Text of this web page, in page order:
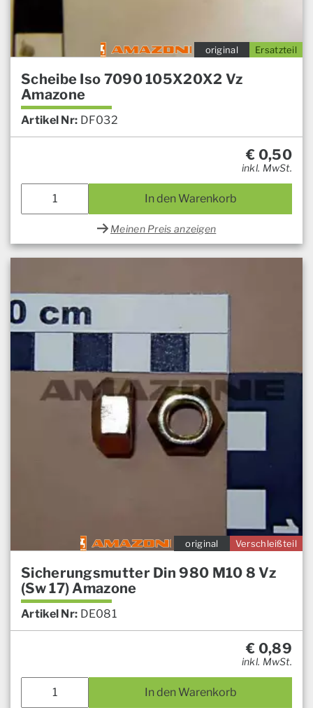
Ersatzteil
original
Scheibe Iso 7090 105X20X2 Vz
Amazone
Artikel Nr: DF032
€ 0,50
inkl. MwSt.
In den Warenkorb
Meinen Preis anzeigen
Verschleißteil
original
Sicherungsmutter Din 980 M10 8 Vz
(Sw 17) Amazone
Artikel Nr: DE081
€ 0,89
inkl. MwSt.
In den Warenkorb